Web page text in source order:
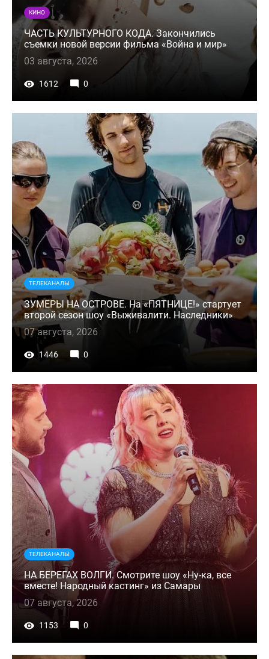
КИНО
ЧАСТЬ КУЛЬТУРНОГО КОДА. Закончились
съемки новой версии фильма «Война и мир»
03 августа, 2026
1612 0
ТЕЛЕКАНАЛЫ
ЗУМЕРЫ НА ОСТРОВЕ. На «ПЯТНИЦЕ!» стартует
второй сезон шоу «Выживалити. Наследники»
07 августа, 2026
1446 0
ТЕЛЕКАНАЛЫ
НА БЕРЕГАХ ВОЛГИ. Смотрите шоу «Ну-ка, все
вместе! Народный кастинг» из Самары
07 августа, 2026
1153 0